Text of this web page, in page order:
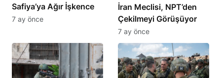
Safiya’ya Ağır İşkence
7 ay önce
İran Meclisi, NPT’den
Çekilmeyi Görüşüyor
7 ay önce